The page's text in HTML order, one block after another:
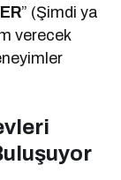
” (Şimdi ya
verecek